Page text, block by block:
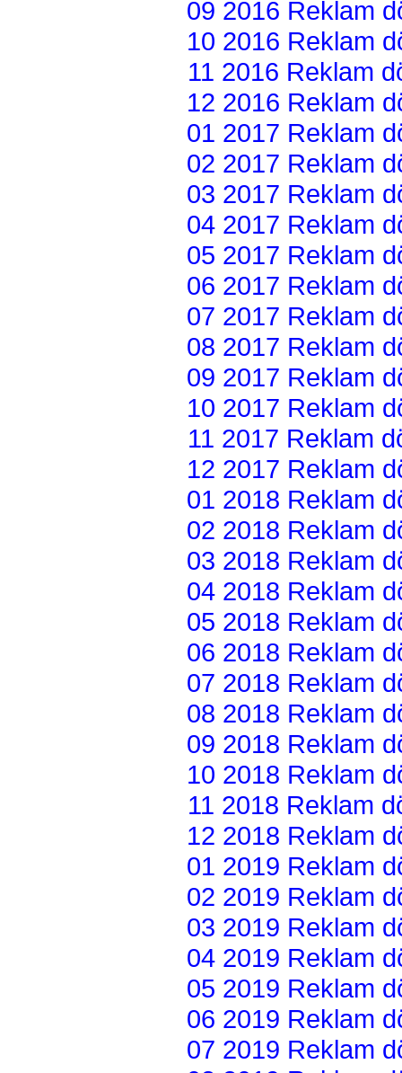
09 2016 Reklam
10 2016 Reklam
11 2016 Reklam
12 2016 Reklam
01 2017 Reklam
02 2017 Reklam
03 2017 Reklam
04 2017 Reklam
05 2017 Reklam
06 2017 Reklam
07 2017 Reklam
08 2017 Reklam
09 2017 Reklam
10 2017 Reklam
11 2017 Reklam
12 2017 Reklam
01 2018 Reklam
02 2018 Reklam
03 2018 Reklam
04 2018 Reklam
05 2018 Reklam
06 2018 Reklam
07 2018 Reklam
08 2018 Reklam
09 2018 Reklam
10 2018 Reklam
11 2018 Reklam
12 2018 Reklam
01 2019 Reklam
02 2019 Reklam
03 2019 Reklam
04 2019 Reklam
05 2019 Reklam
06 2019 Reklam
07 2019 Reklam